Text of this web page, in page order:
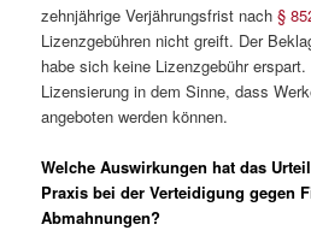
zehnjährige Verjährungsfrist nach§
Lizenzgebühren nicht greift. Der
habe sich keine Lizenzgebühr
Lizensierung in dem Sinne, dass
angeboten werden können.
Welche Auswirkungen hat das
Praxis bei der Verteidigung gegen
Abmahnungen?